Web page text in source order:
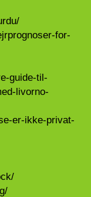
for-
guide-til-
livorno-
er-ikke-privat-